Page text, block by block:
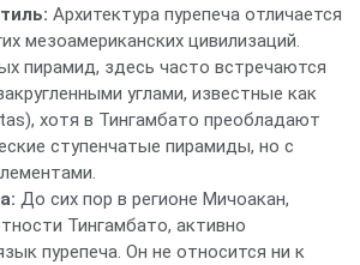
Архитектура пурепеча отличается
мезоамериканских цивилизаций.
пирамид, здесь часто встречаются
углами, известные как
хотя в Тингамбато преобладают
ступенчатые пирамиды, но с
До сих пор в регионе Мичоакан,
Тингамбато, активно
пурепеча. Он не относится ни к